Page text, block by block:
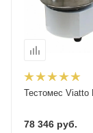
Тестомес Viatto
78 346 руб.